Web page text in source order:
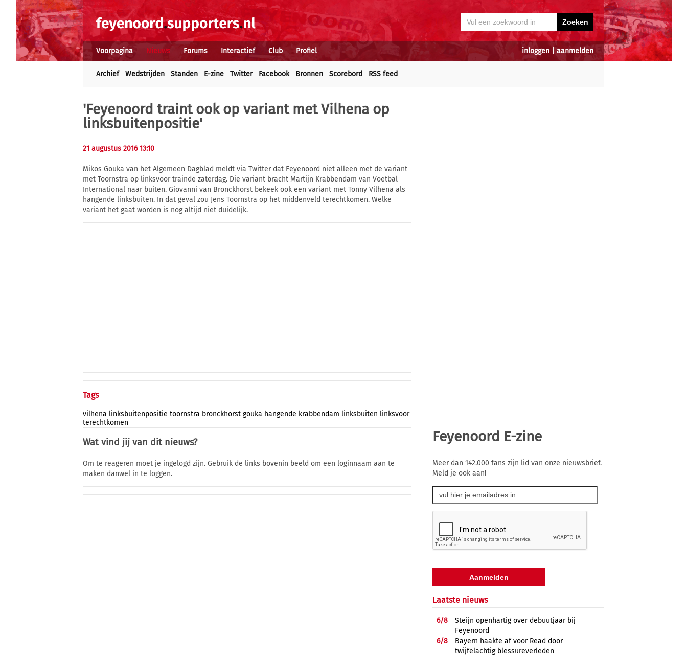
inloggen aanmelden
Voorpagina Nieuws Forums Interactief Club Profiel
Archief Wedstrijden Standen E-zine Twitter Facebook Bronnen Scorebord RSS feed
'Feyenoord traint ook op variant met Vilhena op
linksbuitenpositie'
21 augustus 2016 13:10
Mikos Gouka van het Algemeen Dagblad meldt via Twitter dat Feyenoord niet alleen met de variant
met Toornstra op linksvoor trainde zaterdag. Die variant bracht Martijn Krabbendam van Voetbal
International naar buiten. Giovanni van Bronckhorst bekeek ook een variant met Tonny Vilhena als
hangende linksbuiten. In dat geval zou Jens Toornstra op het middenveld terechtkomen. Welke
variant het gaat worden is nog altijd niet duidelijk.
Tags
vilhena linksbuitenpositie toornstra bronckhorst gouka hangende krabbendam linksbuiten linksvoor
terechtkomen
Wat vind jij van dit nieuws?
Om te reageren moet je ingelogd zijn. Gebruik de links bovenin beeld om een loginnaam aan te
maken danwel in te loggen.
Feyenoord E-zine
Meer dan 142.000 fans zijn lid van onze nieuwsbrief.
Meld je ook aan!
Laatste nieuws
6/8
Steijn openhartig over debuutjaar bij
Feyenoord
6/8
Bayern haakte af voor Read door
twijfelachtig blessureverleden